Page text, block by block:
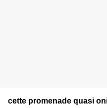
cette promenade quasi